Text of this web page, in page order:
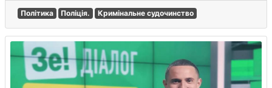
Політика Поліція. Кримінальне судочинство